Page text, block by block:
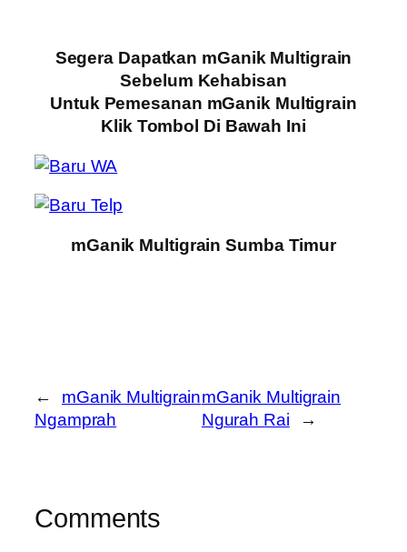
Segera Dapatkan mGanik Multigrain
Sebelum Kehabisan
Untuk Pemesanan mGanik Multigrain
Klik Tombol Di Bawah Ini
mGanik Multigrain Sumba Timur
←
mGanik Multigrain
Ngamprah
mGanik Multigrain
Ngurah Rai
→
Comments